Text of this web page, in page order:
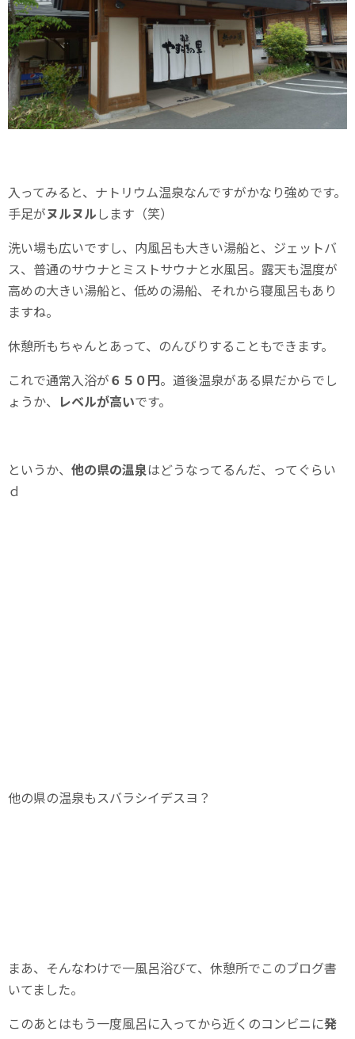
入ってみると、ナトリウム温泉なんですがかなり強めです。
手足がヌルヌル します（笑）
洗い場も広いですし、内風呂も大きい湯船と、ジェットバ
ス、普通のサウナとミストサウナと水風呂。露天も温度が
高めの大きい湯船と、低めの湯船、それから寝風呂もあり
ますね。
休憩所もちゃんとあって、のんびりすることもできます。
これで通常入浴が６５０円。道後温泉がある県だからでし
ょうか、 レベルが高いです。
というか、 他の県の温泉はどうなってるんだ、ってぐらい
ｄ
他の県の温泉もスバラシイデスヨ？
まあ、そんなわけで一風呂浴びて、休憩所でこのブログ書
いてました。
このあとはもう一度風呂に入ってから近くのコンビニに発